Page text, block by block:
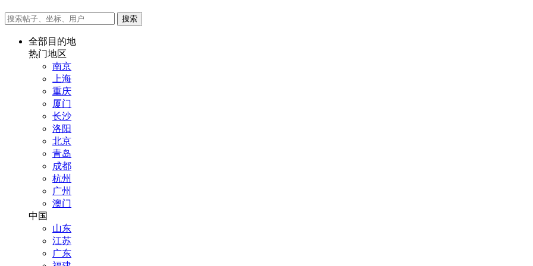
全部目的地
热门地区
南京
上海
重庆
厦门
长沙
洛阳
北京
青岛
成都
杭州
广州
澳门
中国
山东
江苏
广东